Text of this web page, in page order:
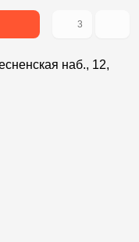
3
наб., 12,